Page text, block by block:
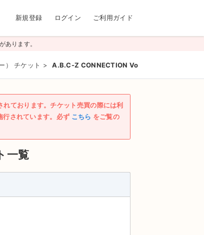
新規登録 ログイン ご利用ガイド
あります。
） チケット > A.B.C-Z CONNECTION Vol.2
ております。チケット売買の際には利
されています。必ず こちら をご覧の
一覧